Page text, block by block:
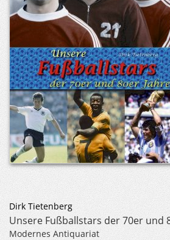
Dirk Tietenberg
Unsere Fußballstars der 70er und
Modernes Antiquariat